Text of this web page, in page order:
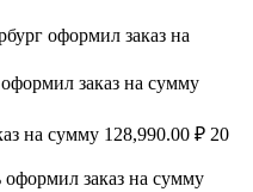
оформил заказ на
заказ на сумму
на сумму 128,990.00 ₽ 20
заказ на сумму